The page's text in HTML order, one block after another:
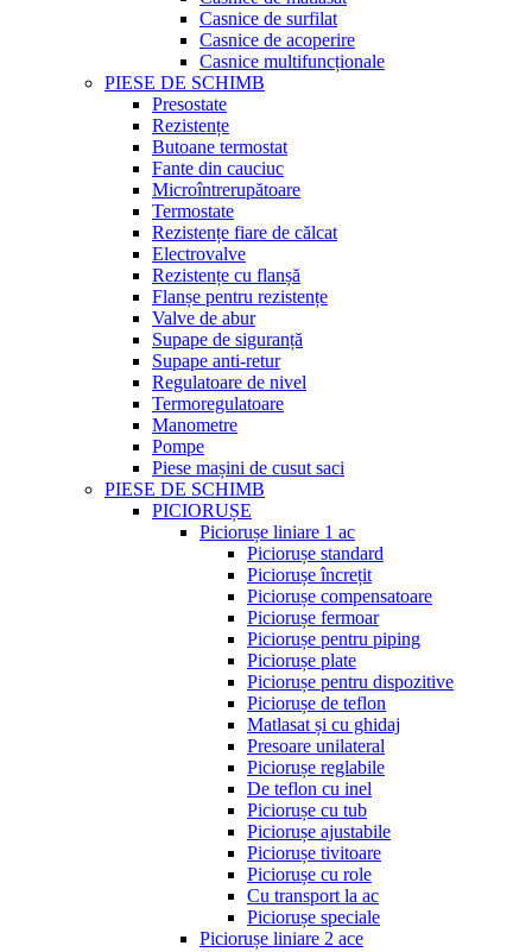
Casnice de surfilat
Casnice de acoperire
Casnice multifuncționale
PIESE DE SCHIMB
Presostate
Rezistențe
Butoane termostat
Fante din cauciuc
Microîntrerupătoare
Termostate
Rezistențe fiare de călcat
Electrovalve
Rezistențe cu flanșă
Flanșe pentru rezistențe
Valve de abur
Supape de siguranță
Supape anti-retur
Regulatoare de nivel
Termoregulatoare
Manometre
Pompe
Piese mașini de cusut saci
PIESE DE SCHIMB
PICIORUȘE
Piciorușe liniare 1 ac
Piciorușe standard
Piciorușe încrețit
Piciorușe compensatoare
Piciorușe fermoar
Piciorușe pentru piping
Piciorușe plate
Piciorușe pentru dispozitive
Piciorușe de teflon
Matlasat și cu ghidaj
Presoare unilateral
Piciorușe reglabile
De teflon cu inel
Piciorușe cu tub
Piciorușe ajustabile
Piciorușe tivitoare
Piciorușe cu role
Cu transport la ac
Piciorușe speciale
Piciorușe liniare 2 ace